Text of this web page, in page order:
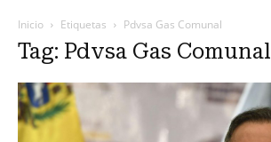
Inicio Etiquetas Pdvsa Gas Comunal
Tag: Pdvsa Gas Comunal